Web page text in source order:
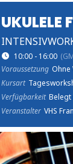
UKULELE
10:00 - 16:00
Voraussetzung Ohne
Kursart
Verfügbarkeit
Veranstalter VHS